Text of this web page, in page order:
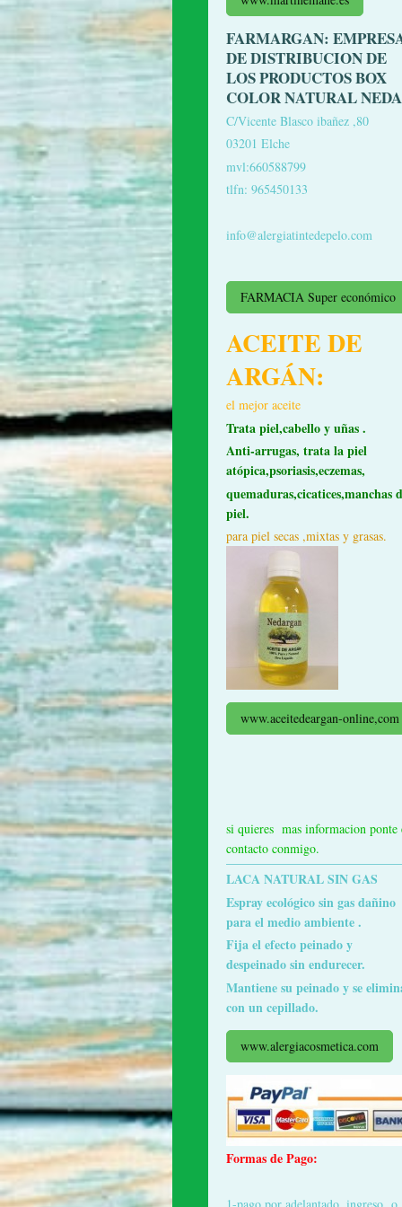
FARMARGAN:
DE DISTRIBUCION DE
LOS PRODUCTOS BOX
COLOR NATURAL NEDA
C/Vicente Blasco ibañez ,80
03201 Elche
mvl:660588799
tlfn: 965450133
info@alergiatintedepelo.com
FARMACIA Super económico
ACEITE DE
ARGÁN:
el mejor aceite
Trata piel,cabello y uñas .
Anti-arrugas, trata la piel
atópica,psoriasis,eczemas,
quemaduras,cicatices,manchas
piel.
para piel secas ,mixtas y grasas.
www.aceitedeargan-online,com
si quieres mas informacion ponte
contacto conmigo.
LACA NATURAL SIN GAS
Espray ecológico sin gas dañino
para el medio ambiente .
Fija el efecto peinado y
despeinado sin endurecer.
Mantiene su peinado y se
con un cepillado.
www.alergiacosmetica.com
Formas de Pago: